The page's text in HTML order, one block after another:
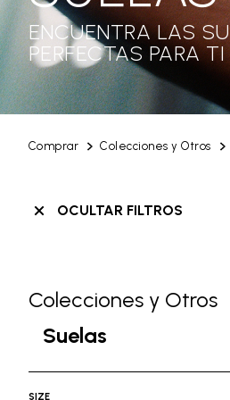
Comprar Colecciones y Otros
ENCUENTRA LAS
PERFECTAS PARA TI
OCULTAR FILTROS
Skip filters go to products
Colecciones y Otros
Refine by
Suelas
selected
SIZE